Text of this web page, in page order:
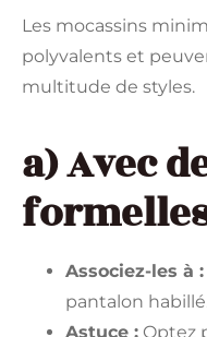
Les mocassins
polyvalents et
multitude de styles.
a) Avec
Associez-les à :
pantalon
Astuce : Optez